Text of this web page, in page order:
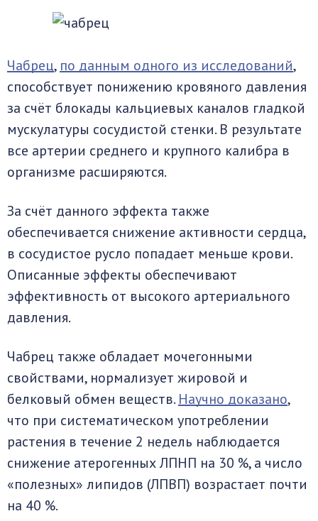
Чабрец, по данным одного из исследований,
способствует понижению кровяного давления
за счёт блокады кальциевых каналов гладкой
мускулатуры сосудистой стенки. В результате
все артерии среднего и крупного калибра в
организме расширяются.
За счёт данного эффекта также
обеспечивается снижение активности сердца,
в сосудистое русло попадает меньше крови.
Описанные эффекты обеспечивают
эффективность от высокого артериального
давления.
Чабрец также обладает мочегонными
свойствами, нормализует жировой и
белковый обмен веществ. Научно доказано,
что при систематическом употреблении
растения в течение 2 недель наблюдается
снижение атерогенных ЛПНП на 30 %, а число
«полезных» липидов (ЛПВП) возрастает почти
на 40 %.